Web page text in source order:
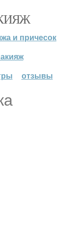
и причесок
отзывы